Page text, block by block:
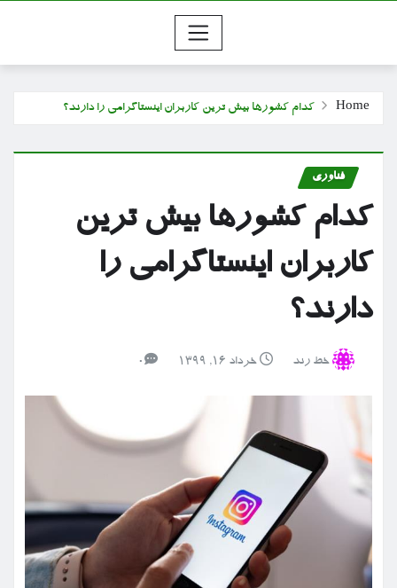
Home کدام کشورها بیش ترین کاربران اینستاگرامی را دارند؟
فناوری
کدام کشورها بیش ترین
کاربران اینستاگرامی را
دارند؟
خط رند خرداد ۱۶, ۱۳۹۹ 0